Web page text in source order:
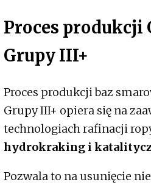
Proces produkcji
Grupy III+
Proces produkcji baz
Grupy III+ opiera się na
technologiach rafinacji
hydrokraking i
Pozwala to na usunięcie